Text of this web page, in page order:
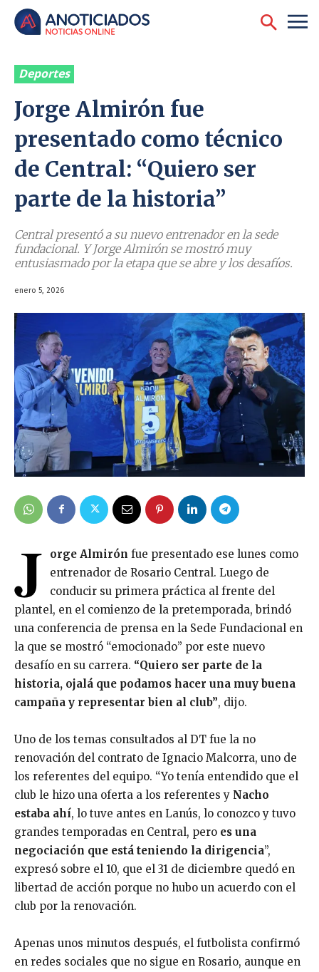
Deportes
Jorge Almirón fue
presentado como técnico
de Central: “Quiero ser
parte de la historia”
Central presentó a su nuevo entrenador en la sede
fundacional. Y Jorge Almirón se mostró muy
entusiasmado por la etapa que se abre y los desafíos.
enero 5, 2026
J orge Almirón fue presentado ese lunes como
entrenador de Rosario Central. Luego de
conducir su primera práctica al frente del
plantel, en el comienzo de la pretemporada, brindó
una conferencia de prensa en la Sede Fundacional en
la que se mostró “emocionado” por este nuevo
desafío en su carrera. “Quiero ser parte de la
historia, ojalá que podamos hacer una muy buena
campaña y representar bien al club”, dijo.
Uno de los temas consultados al DT fue la no
renovación del contrato de Ignacio Malcorra, uno de
los referentes del equipo. “Yo tenía entendido que el
club le hizo una oferta a los referentes y Nacho
estaba ahí, lo tuve antes en Lanús, lo conozco y tuvo
grandes temporadas en Central, pero es una
negociación que está teniendo la dirigencia”,
expresó sobre el 10, que el 31 de diciembre quedó en
libertad de acción porque no hubo un acuerdo con el
club por la renovación.
Apenas unos minutos después, el futbolista confirmó
en redes sociales que no sigue en Rosario, aunque en